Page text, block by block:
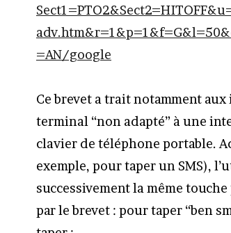
=AN/google
Ce brevet a trait notamment
terminal “non adapté” à une
clavier de téléphone portable.
exemple, pour taper un SMS),
successivement la même
par le brevet : pour taper “ben